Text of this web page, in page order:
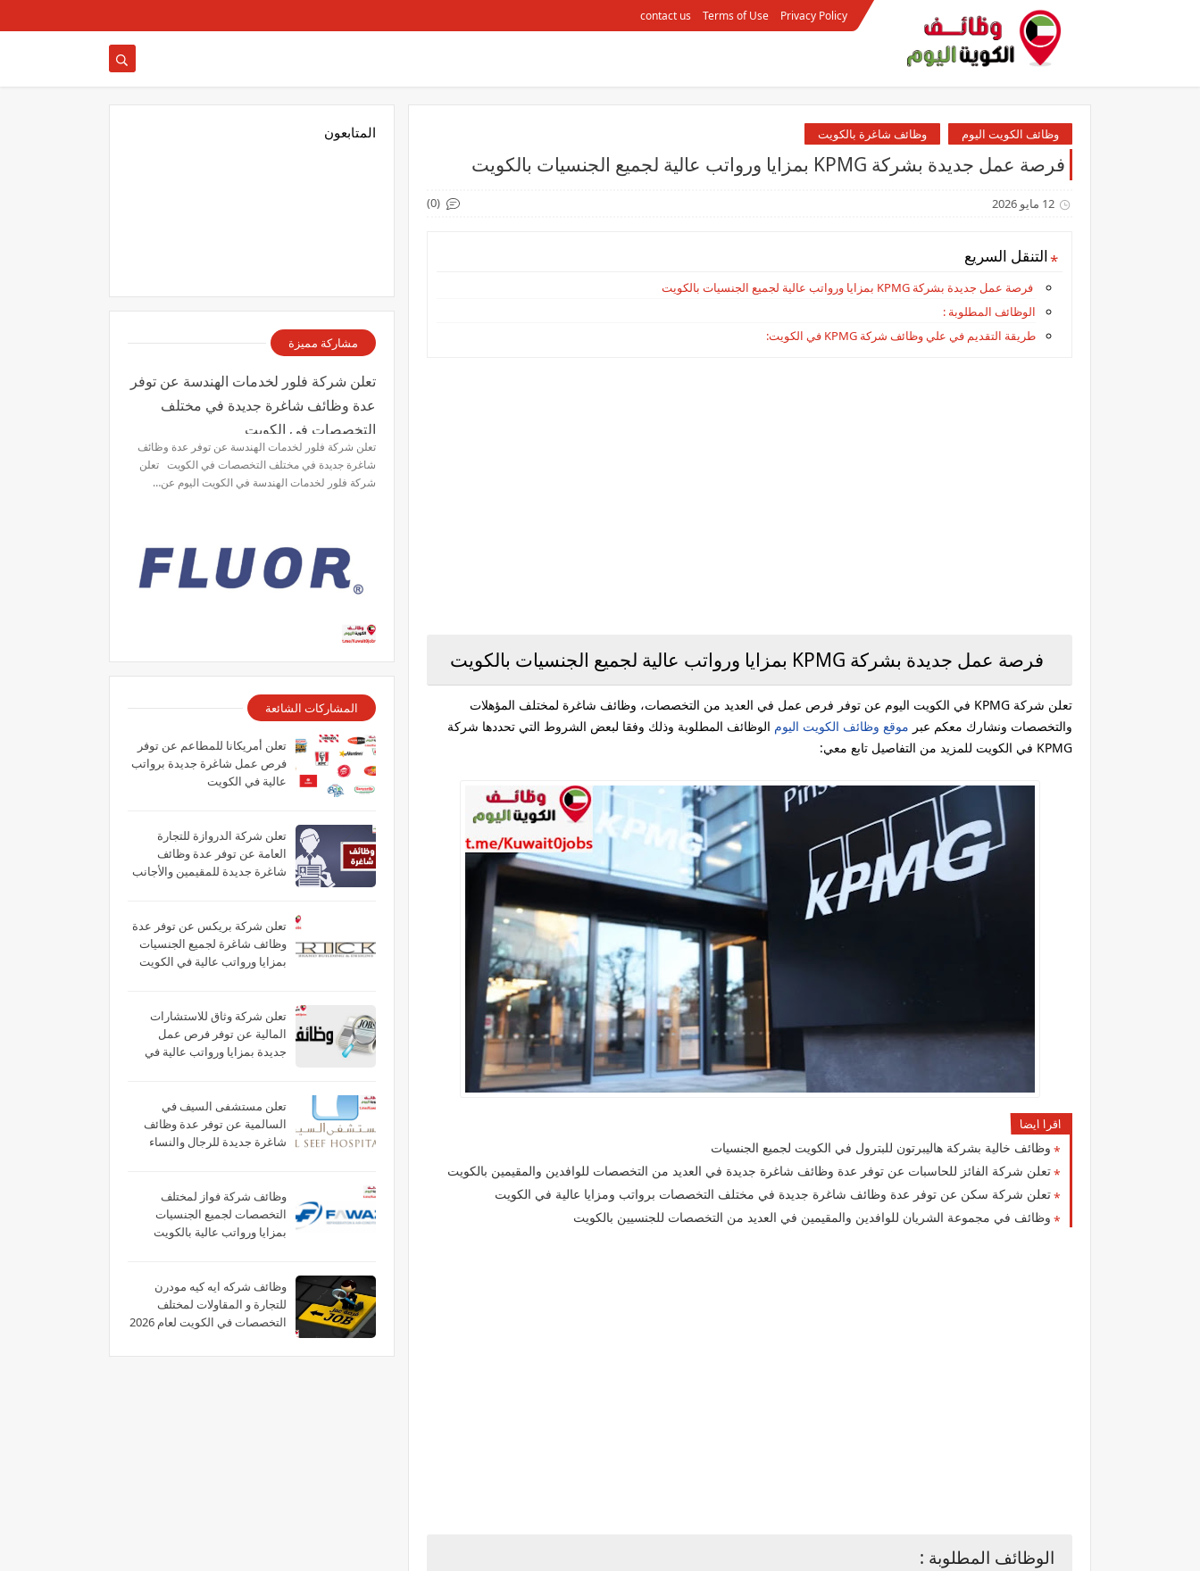
Privacy Policy
Terms of Use
contact us
وظائف الكويت اليوم وظائف شاغرة بالكويت
فرصة عمل جديدة بشركة KPMG بمزايا ورواتب عالية لجميع الجنسيات بالكويت
12 مايو 2026 (0)
التنقل السريع
فرصة عمل جديدة بشركة KPMG بمزايا ورواتب عالية لجميع الجنسيات بالكويت
الوظائف المطلوبة :
طريقة التقديم في علي وظائف شركة KPMG في الكويت:
فرصة عمل جديدة بشركة KPMG بمزايا ورواتب عالية لجميع الجنسيات بالكويت
تعلن شركة KPMG في الكويت اليوم عن توفر فرص عمل في العديد من التخصصات، وظائف شاغرة لمختلف المؤهلات
والتخصصات ونشارك معكم عبر موقع وظائف الكويت اليوم الوظائف المطلوبة وذلك وفقا لبعض الشروط التي تحددها شركة
KPMG في الكويت للمزيد من التفاصيل تابع معي:
اقرا ايضا
وظائف خالية بشركة هاليبرتون للبترول في الكويت لجميع الجنسيات
تعلن شركة الفائز للحاسبات عن توفر عدة وظائف شاغرة جديدة في العديد من التخصصات للوافدين والمقيمين بالكويت
تعلن شركة سكن عن توفر عدة وظائف شاغرة جديدة في مختلف التخصصات برواتب ومزايا عالية في الكويت
وظائف في مجموعة الشريان للوافدين والمقيمين في العديد من التخصصات للجنسيين بالكويت
الوظائف المطلوبة :
المتابعون
مشاركة مميزة
تعلن شركة فلور لخدمات الهندسة عن توفر
عدة وظائف شاغرة جديدة في مختلف
التخصصات في الكويت
تعلن شركة فلور لخدمات الهندسة عن توفر عدة وظائف
شاغرة جديدة في مختلف التخصصات في الكويت تعلن
شركة فلور لخدمات الهندسة في الكويت اليوم عن…
المشاركات الشائعة
تعلن أمريكانا للمطاعم عن توفر
فرص عمل شاغرة جديدة برواتب
عالية في الكويت
تعلن شركة الدروازة للتجارة
العامة عن توفر عدة وظائف
شاغرة جديدة للمقيمين والأجانب
تعلن شركة بريكس عن توفر عدة
وظائف شاغرة لجميع الجنسيات
بمزايا ورواتب عالية في الكويت
تعلن شركة وثاق للاستشارات
المالية عن توفر فرص عمل
جديدة بمزايا ورواتب عالية في
تعلن مستشفى السيف في
السالمية عن توفر عدة وظائف
شاغرة جديدة للرجال والنساء
وظائف شركة فواز لمختلف
التخصصات لجميع الجنسيات
بمزايا ورواتب عالية بالكويت
وظائف شركه ايه كيه مودرن
للتجارة و المقاولات لمختلف
التخصصات في الكويت لعام 2026